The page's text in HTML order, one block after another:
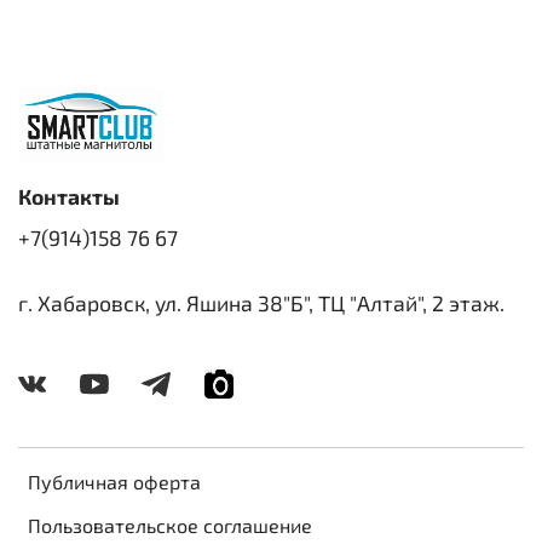
Публичная оферта
Пользовательское соглашение
Контакты
+7(914)158 76 67
г. Хабаровск, ул. Яшина 38"Б", ТЦ "Алтай", 2 этаж.